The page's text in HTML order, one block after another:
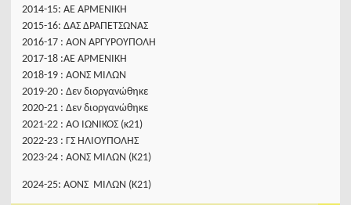
2014-15: ΑΕ ΑΡΜΕΝΙΚΗ
2015-16: ΔΑΣ ΔΡΑΠΕΤΣΩΝΑΣ
2016-17 : ΑΟΝ ΑΡΓΥΡΟΥΠΟΛΗ
2017-18 :ΑΕ ΑΡΜΕΝΙΚΗ
2018-19 : ΑΟΝΣ ΜΙΛΩΝ
2019-20 : Δεν διοργανώθηκε
2020-21 : Δεν διοργανώθηκε
2021-22 : ΑΟ ΙΩΝΙΚΟΣ (κ21)
2022-23 : ΓΣ ΗΛΙΟΥΠΟΛΗΣ
2023-24 : ΑΟΝΣ ΜΙΛΩΝ (Κ21)
2024-25: ΑΟΝΣ ΜΙΛΩΝ (Κ21)